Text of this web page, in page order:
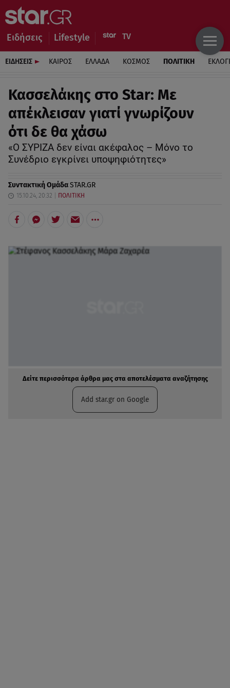
Ειδήσεις Lifestyle
ΕΙΔΗΣΕΙΣ ΚΑΙΡΟΣ ΕΛΛΑΔΑ ΚΟΣΜΟΣ ΠΟΛΙΤΙΚΗ
Κασσελάκης στο Star: Με
απέκλεισαν γιατί γνωρίζουν
ότι δε θα χάσω
«Ο ΣΥΡΙΖΑ δεν είναι ακέφαλος – Μόνο το
Συνέδριο εγκρίνει υποψηφιότητες»
Συντακτική ΟμάδαSTAR.GR
15.10.24, 20:32 ΠΟΛΙΤΙΚΗ
Δείτε περισσότερα άρθρα μας στα αποτελέσματα αναζήτησης
Add star.gr on Google